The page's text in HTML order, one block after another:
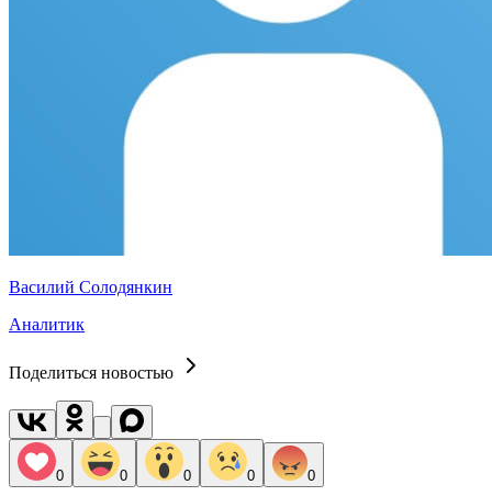
Василий Солодянкин
Аналитик
Поделиться новостью
0 0 0 0 0